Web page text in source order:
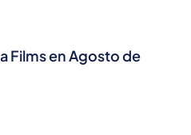
Films en Agosto de